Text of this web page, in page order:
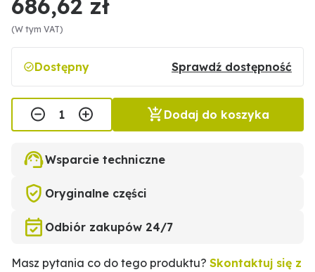
686,62 zł
(W tym VAT)
Dostępny Sprawdź dostępność
Dodaj do koszyka
Wsparcie techniczne
Oryginalne części
Odbiór zakupów 24/7
Masz pytania co do tego produktu? Skontaktuj się z